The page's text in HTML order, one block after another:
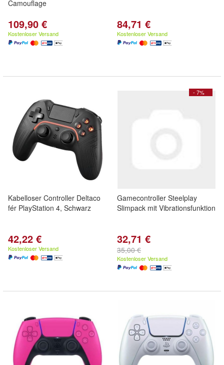
Camouflage
109,90 €
Kostenloser Versand
84,71 €
Kostenloser Versand
Kabelloser Controller Deltaco
fér PlayStation 4, Schwarz
42,22 €
Kostenloser Versand
- 7%
Gamecontroller Steelplay
Slimpack mit Vibrationsfunktion
32,71 €
35,00 €
Kostenloser Versand